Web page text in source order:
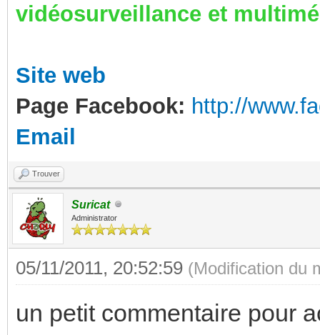
vidéosurveillance et
Site web
Page Facebook: http://
Email
Trouver
Suricat
Administrator
05/11/2011, 20:52:59 (Modification du
un petit commentaire pour